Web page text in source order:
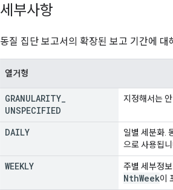
세부사항
동질 집단 보고서의 확장된 보고 기간에 대
열거형
GRANULARITY
UNSPECIFIED
지정해서는 안
DAILY 일별 세분화.
으로 사용됩니
WEEKLY 주별 세부정
NthWeek이